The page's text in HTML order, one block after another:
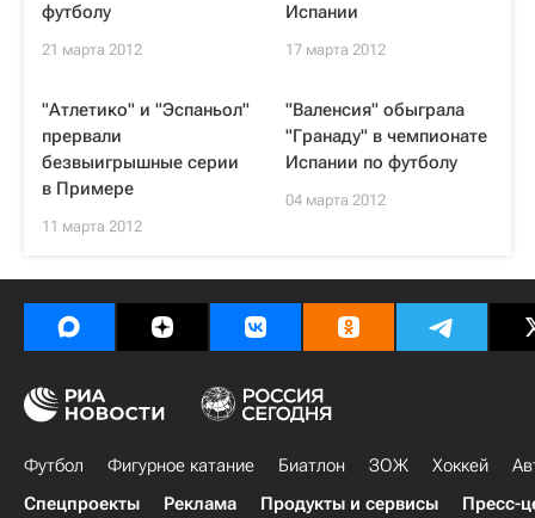
футболу
21 марта 2012
Испании
17 марта 2012
"Атлетико" и "Эспаньол"
прервали
безвыигрышные серии
в Примере
11 марта 2012
"Валенсия" обыграла
"Гранаду" в чемпионате
Испании по футболу
04 марта 2012
Футбол Фигурное катание Биатлон ЗОЖ Хоккей
Спецпроекты
Реклама Продукты и сервисы Пресс-